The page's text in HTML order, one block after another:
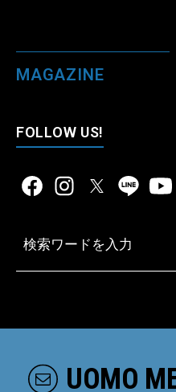
MAGAZINE
FOLLOW US!
UOMO